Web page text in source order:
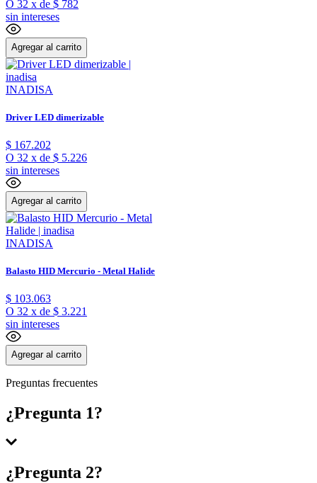
O 32 x de $ 782
sin intereses
Agregar al carrito
INADISA
Driver LED dimerizable
$ 167.202
O 32 x de $ 5.226
sin intereses
Agregar al carrito
INADISA
Balasto HID Mercurio - Metal Halide
$ 103.063
O 32 x de $ 3.221
sin intereses
Agregar al carrito
Preguntas frecuentes
¿Pregunta 1?
Respuesta 1
¿Pregunta 2?